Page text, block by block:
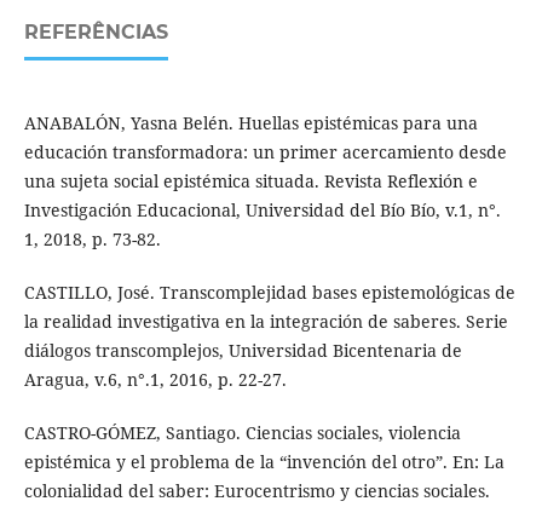
REFERÊNCIAS
ANABALÓN, Yasna Belén. Huellas epistémicas para una
educación transformadora: un primer acercamiento desde
una sujeta social epistémica situada. Revista Reflexión e
Investigación Educacional, Universidad del Bío Bío, v.1, n°.
1, 2018, p. 73-82.
CASTILLO, José. Transcomplejidad bases epistemológicas de
la realidad investigativa en la integración de saberes. Serie
diálogos transcomplejos, Universidad Bicentenaria de
Aragua, v.6, n°.1, 2016, p. 22-27.
CASTRO-GÓMEZ, Santiago. Ciencias sociales, violencia
epistémica y el problema de la “invención del otro”. En: La
colonialidad del saber: Eurocentrismo y ciencias sociales.